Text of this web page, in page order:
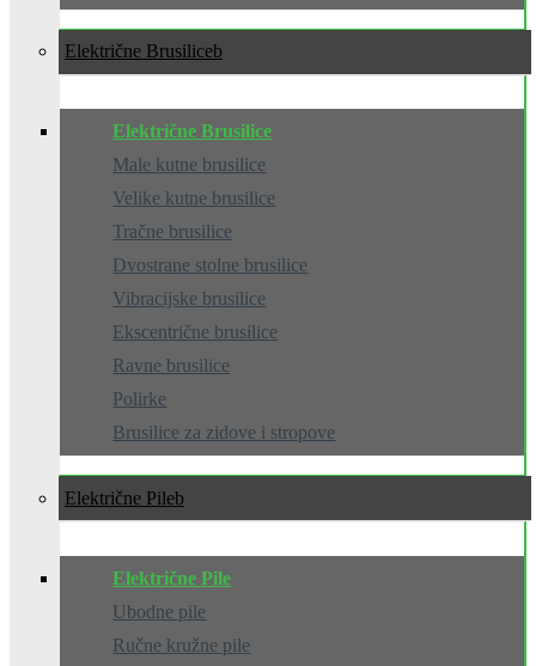
Električne Brusilice
Električne Brusilice
Male kutne brusilice
Velike kutne brusilice
Tračne brusilice
Dvostrane stolne brusilice
Vibracijske brusilice
Ekscentrične brusilice
Ravne brusilice
Polirke
Brusilice za zidove i stropove
Električne Pile
Električne Pile
Ubodne pile
Ručne kružne pile